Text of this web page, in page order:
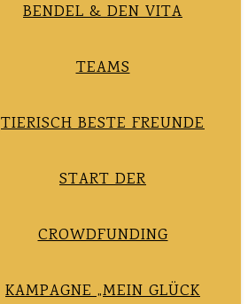
BENDEL & DEN VITA
TEAMS
TIERISCH BESTE FREUNDE
START DER
CROWDFUNDING
KAMPAGNE „MEIN GLÜCK